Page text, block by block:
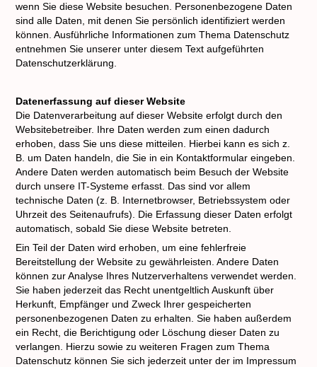
wenn Sie diese Website besuchen. Personenbezogene Daten
sind alle Daten, mit denen Sie persönlich identifiziert werden
können. Ausführliche Informationen zum Thema Datenschutz
entnehmen Sie unserer unter diesem Text aufgeführten
Datenschutzerklärung.
Datenerfassung auf dieser Website
Die Datenverarbeitung auf dieser Website erfolgt durch den
Websitebetreiber. Ihre Daten werden zum einen dadurch
erhoben, dass Sie uns diese mitteilen. Hierbei kann es sich z.
B. um Daten handeln, die Sie in ein Kontaktformular eingeben.
Andere Daten werden automatisch beim Besuch der Website
durch unsere IT-Systeme erfasst. Das sind vor allem
technische Daten (z. B. Internetbrowser, Betriebssystem oder
Uhrzeit des Seitenaufrufs). Die Erfassung dieser Daten erfolgt
automatisch, sobald Sie diese Website betreten.
Ein Teil der Daten wird erhoben, um eine fehlerfreie
Bereitstellung der Website zu gewährleisten. Andere Daten
können zur Analyse Ihres Nutzerverhaltens verwendet werden.
Sie haben jederzeit das Recht unentgeltlich Auskunft über
Herkunft, Empfänger und Zweck Ihrer gespeicherten
personenbezogenen Daten zu erhalten. Sie haben außerdem
ein Recht, die Berichtigung oder Löschung dieser Daten zu
verlangen. Hierzu sowie zu weiteren Fragen zum Thema
Datenschutz können Sie sich jederzeit unter der im Impressum